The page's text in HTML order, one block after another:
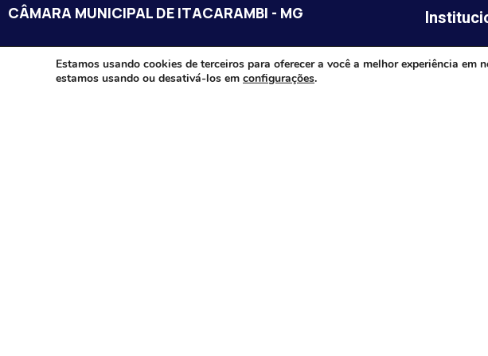
CÂMARA MUNICIPAL DE ITACARAMBI - MG
Endereço: Av. Juca Nascimento, n.º 240, Nossa Senhora de Fátima,
Itacarambi/MG – CEP: 39470-000
Legislativo
Estamos usando cookies de terceiros para oferecer a você a melhor experiência em
estamos usando ou desativá-los em configurações.